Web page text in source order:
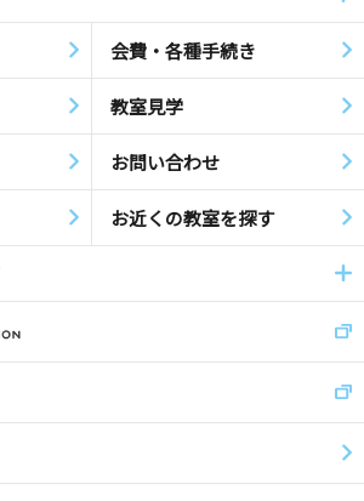
会費・各種手続き
教室見学
お問い合わせ
お近くの教室を探す